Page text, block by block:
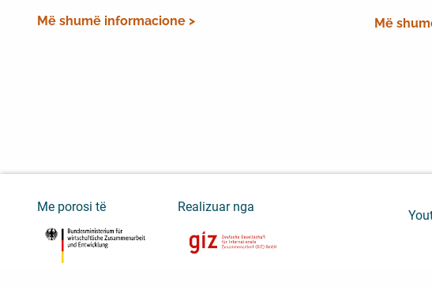
Më shumë informacione > Më
Me porosi të Realizuar nga